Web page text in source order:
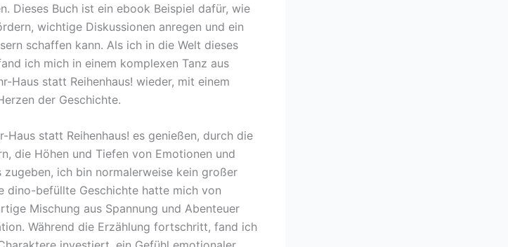
Dieses Buch ist ein ebook Beispiel dafür, wie
wichtige Diskussionen anregen und ein
schaffen kann. Als ich in die Welt dieses
ich mich in einem komplexen Tanz aus
Haus statt Reihenhaus! wieder, mit einem
der Geschichte.
Haus statt Reihenhaus! es genießen, durch die
die Höhen und Tiefen von Emotionen und
zugeben, ich bin normalerweise kein großer
dino-befüllte Geschichte hatte mich von
Mischung aus Spannung und Abenteuer
Während die Erzählung fortschritt, fand ich